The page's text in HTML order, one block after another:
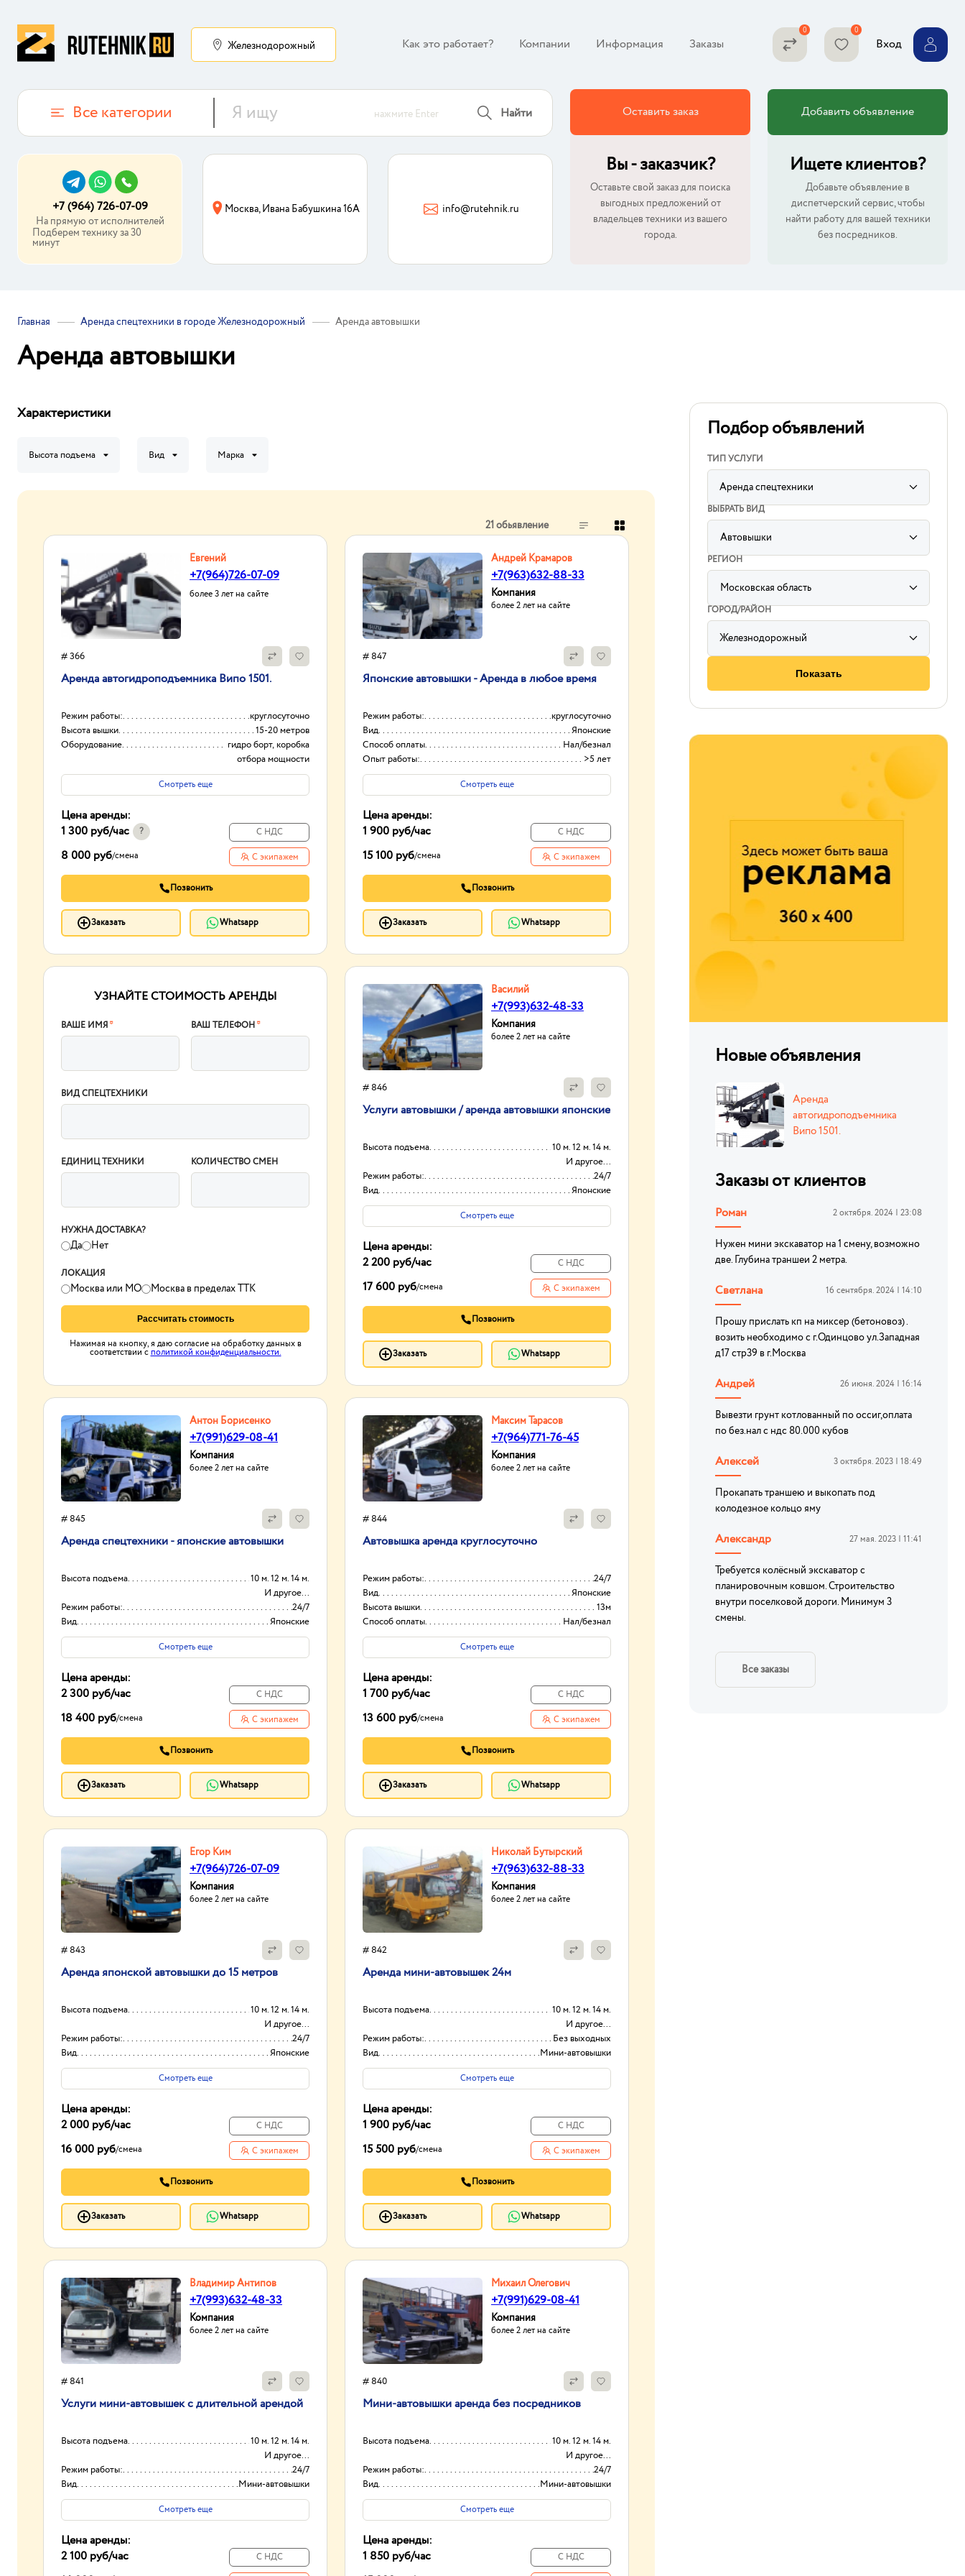
Железнодорожный Как это работает? Компании Информация Заказы Вход
Все категории нажмите Enter Найти
+7 (964) 726-07-09
На прямую от исполнителей
Подберем технику за 30
минут
Москва, Ивана Бабушкина 16А info@rutehnik.ru
Оставить заказ
Вы - заказчик?
Оставьте свой заказ для поиска
выгодных предложений от
владельцев техники из вашего
города.
Добавить объявление
Ищете клиентов?
Добавьте объявление в
диспетчерский сервис, чтобы
найти работу для вашей техники
без посредников.
Главная Аренда спецтехники в городе Железнодорожный Аренда автовышки
Аренда автовышки
Характеристики
Высота подъема Вид Марка
21 обьявление
Евгений
+7(964)726-07-09
более 3 лет на сайте
# 366
Аренда автогидроподъемника Випо 1501.
Режим работы:
круглосуточно
Высота вышки
15-20 метров
Оборудование
гидро борт, коробка
отбора мощности
(ком)
Смотреть еще
Цена аренды:
1 300 руб/час ?
8 000 руб/смена
С НДС
С экипажем
Позвонить
Заказать Whatsapp
Андрей Крамаров
+7(963)632-88-33
Компания
более 2 лет на сайте
# 847
Японские автовышки - Аренда в любое время
Режим работы:
круглосуточно
Вид
Японские
Способ оплаты
Нал/безнал
Опыт работы:
>5 лет
Смотреть еще
Цена аренды:
1 900 руб/час
15 100 руб/смена
С НДС
С экипажем
Позвонить
Заказать Whatsapp
УЗНАЙТЕ СТОИМОСТЬ АРЕНДЫ
ВАШЕ ИМЯ* ВАШ ТЕЛЕФОН*
ВИД СПЕЦТЕХНИКИ
ЕДИНИЦ ТЕХНИКИ КОЛИЧЕСТВО СМЕН
НУЖНА ДОСТАВКА?
Да Нет
ЛОКАЦИЯ
Москва или МО Москва в пределах ТТК
Рассчитать стоимость
Нажимая на кнопку, я даю согласие на обработку данных в
соответствии сполитикой конфиденциальности.
Василий
+7(993)632-48-33
Компания
более 2 лет на сайте
# 846
Услуги автовышки / аренда автовышки японские
Высота подъема
10 м. 12 м. 14 м.
И другое...
Режим работы:
24/7
Вид
Японские
Оборудование
Автовышки
Смотреть еще
Цена аренды:
2 200 руб/час
17 600 руб/смена
С НДС
С экипажем
Позвонить
Заказать Whatsapp
Антон Борисенко
+7(991)629-08-41
Компания
более 2 лет на сайте
# 845
Аренда спецтехники - японские автовышки
Высота подъема
10 м. 12 м. 14 м.
И другое...
Режим работы:
24/7
Вид
Японские
Способ оплаты
Нал/безнал
Смотреть еще
Цена аренды:
2 300 руб/час
18 400 руб/смена
С НДС
С экипажем
Позвонить
Заказать Whatsapp
Максим Тарасов
+7(964)771-76-45
Компания
более 2 лет на сайте
# 844
Автовышка аренда круглосуточно
Режим работы:
24/7
Вид
Японские
Высота вышки
13м
Способ оплаты
Нал/безнал
Смотреть еще
Цена аренды:
1 700 руб/час
13 600 руб/смена
С НДС
С экипажем
Позвонить
Заказать Whatsapp
Егор Ким
+7(964)726-07-09
Компания
более 2 лет на сайте
# 843
Аpенда японской aвтовышки дo 15 метрoв
Высота подъема
10 м. 12 м. 14 м.
И другое...
Режим работы:
24/7
Вид
Японские
Высота вышки
15м
Смотреть еще
Цена аренды:
2 000 руб/час
16 000 руб/смена
С НДС
С экипажем
Позвонить
Заказать Whatsapp
Николай Бутырский
+7(963)632-88-33
Компания
более 2 лет на сайте
# 842
Аренда мини-автовышек 24м
Высота подъема
10 м. 12 м. 14 м.
И другое...
Режим работы:
Без выходных
Вид
Мини-автовышки
Высота вышки
24
Смотреть еще
Цена аренды:
1 900 руб/час
15 500 руб/смена
С НДС
С экипажем
Позвонить
Заказать Whatsapp
Владимир Антипов
+7(993)632-48-33
Компания
более 2 лет на сайте
# 841
Услуги мини-автовышек с длительной арендой
Высота подъема
10 м. 12 м. 14 м.
И другое...
Режим работы:
24/7
Вид
Мини-автовышки
Высота вышки
16м
Смотреть еще
Цена аренды:
2 100 руб/час
С НДС
Михаил Олегович
+7(991)629-08-41
Компания
более 2 лет на сайте
# 840
Мини-автовышки аренда без посредников
Высота подъема
10 м. 12 м. 14 м.
И другое...
Режим работы:
24/7
Вид
Мини-автовышки
Высота вышки
17м
Смотреть еще
Цена аренды:
1 850 руб/час
С НДС
Подбор объявлений
ТИП УСЛУГИ
Аренда спецтехники
ВЫБРАТЬ ВИД
Автовышки
label
for
sorting
input
РЕГИОН
Московская область
label
for
sorting
input
ГОРОД/РАЙОН
Железнодорожный
Показать
Новые объявления
Аренда
автогидроподъемника
Випо 1501.
Заказы от клиентов
Роман 2 октября. 2024 | 23:08
Нужен мини экскаватор на 1 смену, возможно
две. Глубина траншеи 2 метра.
Светлана 16 сентября. 2024 | 14:10
Прошу прислать кп на миксер (бетоновоз) .
возить необходимо с г.Одинцово ул.Западная
д17 стр39 в г.Москва
Андрей 26 июня. 2024 | 16:14
Вывезти грунт котлованный по оссиг,оплата
по без.нал с ндс 80.000 кубов
Алексей 3 октября. 2023 | 18:49
Прокапать траншею и выкопать под
колодезное кольцо яму
Александр 27 мая. 2023 | 11:41
Требуется колёсный экскаватор с
планировочным ковшом. Строительство
внутри поселковой дороги. Минимум 3
смены.
Все заказы